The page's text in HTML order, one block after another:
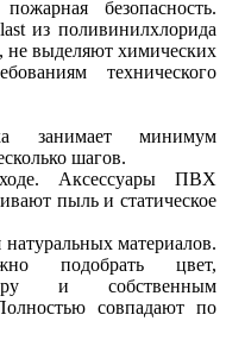
безопасность.
из поливинилхлорида
не выделяют химических
технического
занимает минимум
шагов.
Аксессуары ПВХ
пыль и статическое
материалов.
подобрать цвет,
и собственным
совпадают по